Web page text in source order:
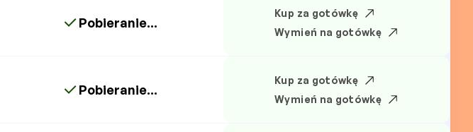
Pobieranie...
Kup za gotówkę
Wymień na gotówkę
Pobieranie...
Kup za gotówkę
Wymień na gotówkę